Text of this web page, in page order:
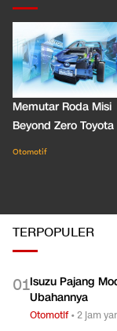
Memutar Roda Misi
Beyond Zero Toyota
Otomotif
TERPOPULER
01Isuzu Pajang
Ubahannya
Otomotif•2 jam